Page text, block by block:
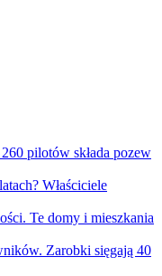
pilotów składa pozew
Właściciele
Te domy i mieszkania
Zarobki sięgają 40